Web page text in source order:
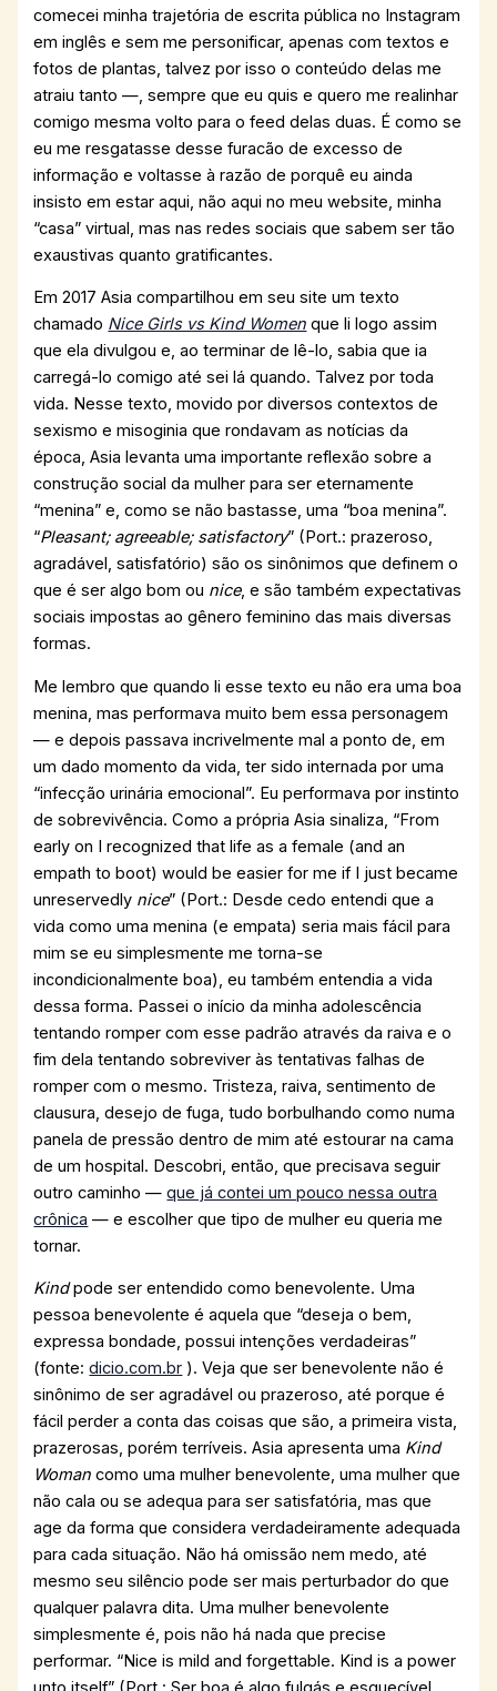
comecei minha trajetória de escrita pública no Instagram
em inglês e sem me personificar, apenas com textos e
fotos de plantas, talvez por isso o conteúdo delas me
atraiu tanto —, sempre que eu quis e quero me realinhar
comigo mesma volto para o feed delas duas. É como se
eu me resgatasse desse furacão de excesso de
informação e voltasse à razão de porquê eu ainda
insisto em estar aqui, não aqui no meu website, minha
“casa” virtual, mas nas redes sociais que sabem ser tão
exaustivas quanto gratificantes.
Em 2017 Asia compartilhou em seu site um texto
chamado Nice Girls vs Kind Women que li logo assim
que ela divulgou e, ao terminar de lê-lo, sabia que ia
carregá-lo comigo até sei lá quando. Talvez por toda
vida. Nesse texto, movido por diversos contextos de
sexismo e misoginia que rondavam as notícias da
época, Asia levanta uma importante reflexão sobre a
construção social da mulher para ser eternamente
“menina” e, como se não bastasse, uma “boa menina”.
“Pleasant; agreeable; satisfactory” (Port.: prazeroso,
agradável, satisfatório) são os sinônimos que definem o
que é ser algo bom ou nice, e são também expectativas
sociais impostas ao gênero feminino das mais diversas
formas.
Me lembro que quando li esse texto eu não era uma boa
menina, mas performava muito bem essa personagem
— e depois passava incrivelmente mal a ponto de, em
um dado momento da vida, ter sido internada por uma
“infecção urinária emocional”. Eu performava por instinto
de sobrevivência. Como a própria Asia sinaliza, “From
early on I recognized that life as a female (and an
empath to boot) would be easier for me if I just became
unreservedly nice” (Port.: Desde cedo entendi que a
vida como uma menina (e empata) seria mais fácil para
mim se eu simplesmente me torna-se
incondicionalmente boa), eu também entendia a vida
dessa forma. Passei o início da minha adolescência
tentando romper com esse padrão através da raiva e o
fim dela tentando sobreviver às tentativas falhas de
romper com o mesmo. Tristeza, raiva, sentimento de
clausura, desejo de fuga, tudo borbulhando como numa
panela de pressão dentro de mim até estourar na cama
de um hospital. Descobri, então, que precisava seguir
outro caminho —que já contei um pouco nessa outra
crônica — e escolher que tipo de mulher eu queria me
tornar.
Kindpode ser entendido como benevolente. Uma
pessoa benevolente é aquela que “deseja o bem,
expressa bondade, possui intenções verdadeiras”
(fonte:dicio.com.br ). Veja que ser benevolente não é
sinônimo de ser agradável ou prazeroso, até porque é
fácil perder a conta das coisas que são, a primeira vista,
prazerosas, porém terríveis. Asia apresenta uma Kind
Woman como uma mulher benevolente, uma mulher que
não cala ou se adequa para ser satisfatória, mas que
age da forma que considera verdadeiramente adequada
para cada situação. Não há omissão nem medo, até
mesmo seu silêncio pode ser mais perturbador do que
qualquer palavra dita. Uma mulher benevolente
simplesmente é, pois não há nada que precise
performar. “Nice is mild and forgettable. Kind is a power